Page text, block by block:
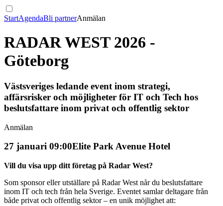
StartAgendaBli partnerAnmälan
RADAR WEST 2026 -
Göteborg
Västsveriges ledande event inom strategi,
affärsrisker och möjligheter för IT och Tech hos
beslutsfattare inom privat och offentlig sektor
Anmälan
27 januari 09:00Elite Park Avenue Hotel
Vill du visa upp ditt företag på Radar West?
Som sponsor eller utställare på Radar West når du beslutsfattare
inom IT och tech från hela Sverige. Eventet samlar deltagare från
både privat och offentlig sektor – en unik möjlighet att: